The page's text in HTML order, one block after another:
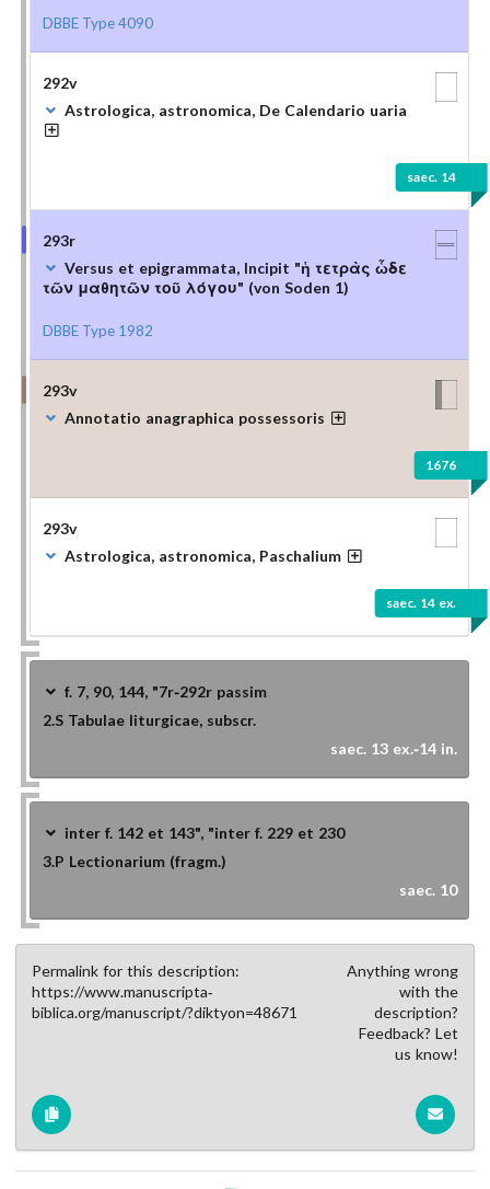
DBBE Type 4090
292v
Astrologica, astronomica, De Calendario uaria
saec. 14
293r
Versus et epigrammata, Incipit "ἡ τετρὰς ὧδε
τῶν μαθητῶν τοῦ λόγου" (von Soden 1)
DBBE Type 1982
293v
Annotatio anagraphica possessoris
1676
293v
Astrologica, astronomica, Paschalium
saec. 14 ex.
f. 7, 90, 144, "7r-292r passim
2.S Tabulae liturgicae, subscr.
saec. 13 ex.-14 in.
inter f. 142 et 143", "inter f. 229 et 230
3.P Lectionarium (fragm.)
saec. 10
Permalink for this description:
https://www.manuscripta-
biblica.org/manuscript/?diktyon=48671
Anything wrong
with the
description?
Feedback? Let
us know!